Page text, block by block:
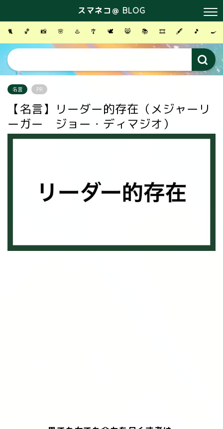
スマネコ＠ BLOG
🐈 🏀 📸 🌸 ♨️ 🎐 🕊 😸 📚 🎞 🖋 🎵 🍳
名言 PR
【名言】リーダー的存在（メジャーリ
ーガー ジョー・ディマジオ）